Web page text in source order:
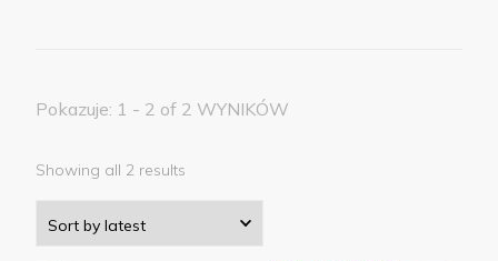
Pokazuje: 1 - 2 of 2 WYNIKÓW
Showing all 2 results